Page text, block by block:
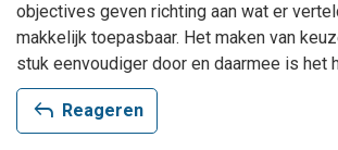
objectives geven richting aan wat er
makkelijk toepasbaar. Het maken van
stuk eenvoudiger door en daarmee is het
reply Reageren